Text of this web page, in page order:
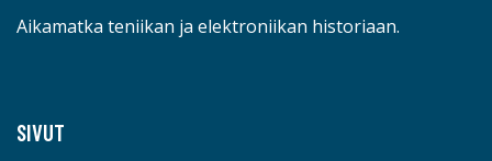
Aikamatka teniikan ja elektroniikan historiaan.
SIVUT